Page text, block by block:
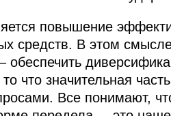
повышение
средств. В этом
что значительная
Все понимают,